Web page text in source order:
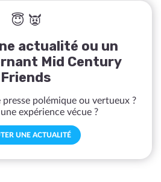
😇 👿
actualité ou un
Mid Century
Friends
polémique ou vertueux ?
expérience vécue ?
UNE ACTUALITÉ